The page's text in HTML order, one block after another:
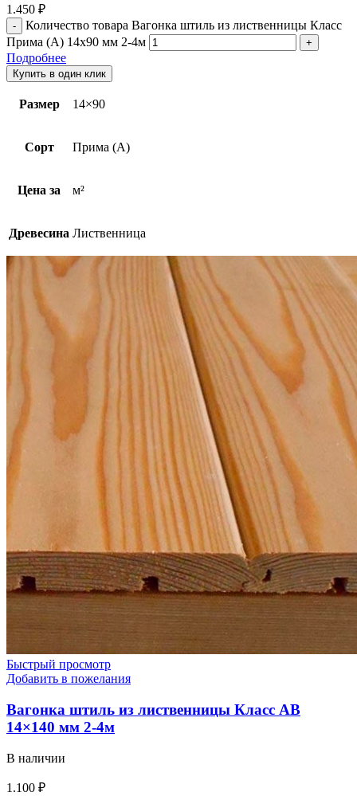
1.450 ₽
Количество товара Вагонка штиль из лиственницы Класс
Прима (А) 14х90 мм 2-4м
Подробнее
Купить в один клик
Размер 14×90
Сорт Прима (А)
Цена за м²
Древесина Лиственница
Быстрый просмотр
Добавить в пожелания
Вагонка штиль из лиственницы Класс АВ
14×140 мм 2-4м
В наличии
1.100 ₽